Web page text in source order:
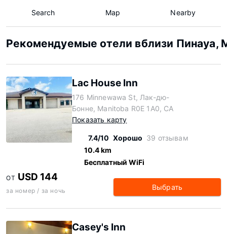
Search Map Nearby
Рекомендуемые отели вблизи Пинауа,
Lac House Inn
176 Minnewawa St, Лак-дю-
Бонне, Manitoba R0E 1A0, CA
Показать карту
7.4/10 Хорошо 39 отзывам
10.4 km
Бесплатный WiFi
ОТ USD 144
за номер / за ночь Выбрать
Casey's Inn